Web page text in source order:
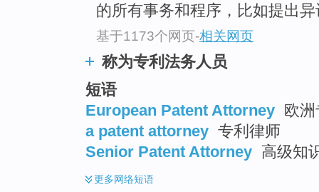
的所有事务和程序，比如提出
基于1173个网页-相关网页
称为专利法务人员
短语
European Patent Attorney 欧
a patent attorney 专利律师
Senior Patent Attorney 高级知
更多网络短语